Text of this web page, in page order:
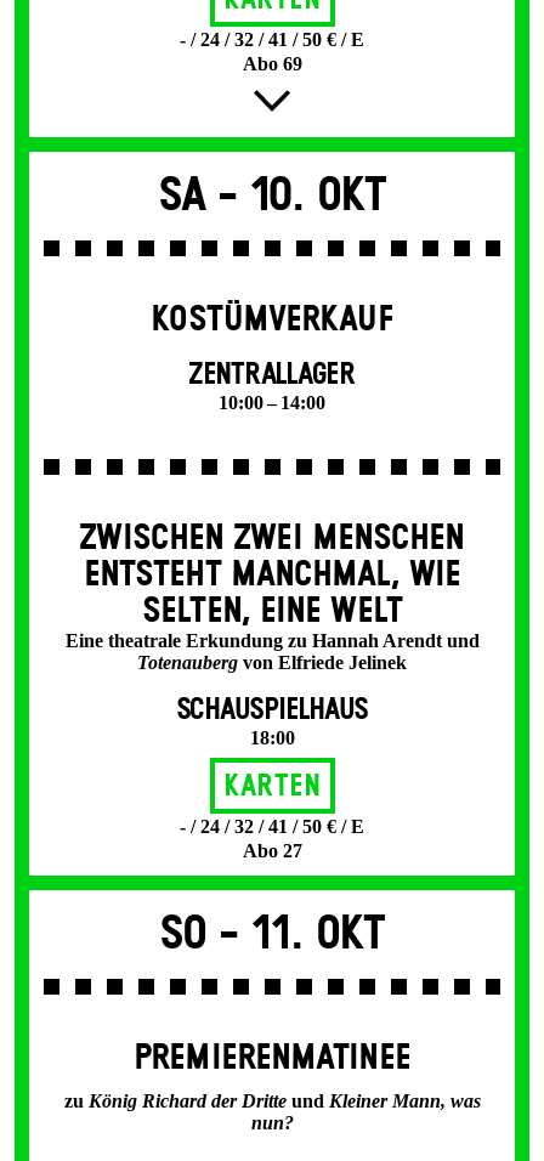
- / 24 / 32 / 41 / 50 € / E
Abo 69
Sa - 10. Okt
KOSTÜMVERKAUF
ZENTRALLAGER
10:00 – 14:00
ZWISCHEN ZWEI MENSCHEN
ENT­STEHT MANCH­MAL, WIE
SELTEN, EINE WELT
Eine theatrale Erkundung zu Hannah Arendt und
Totenauberg von Elfriede Jelinek
SCHAUSPIELHAUS
18:00
Karten
- / 24 / 32 / 41 / 50 € / E
Abo 27
So - 11. Okt
PREMIERENMATINEE
zu König Richard der Dritte und Kleiner Mann, was
nun?